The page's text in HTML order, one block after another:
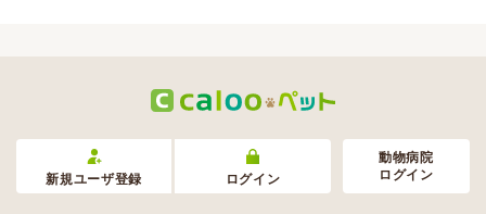
新規ユーザ登録 ログイン
動物病院
ログイン